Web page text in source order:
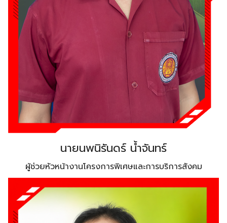
นายนพนิรันดร์ น้ำจันทร์
ผู้ช่วยหัวหน้างานโครงการพิเศษและการบริการสังคม